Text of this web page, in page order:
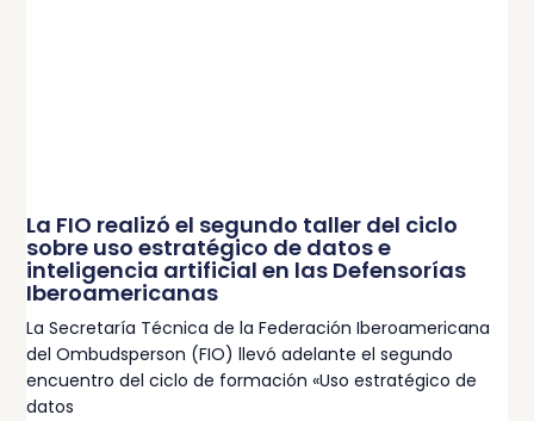
La FIO realizó el segundo taller del ciclo
sobre uso estratégico de datos e
inteligencia artificial en las Defensorías
Iberoamericanas
La Secretaría Técnica de la Federación Iberoamericana
del Ombudsperson (FIO) llevó adelante el segundo
encuentro del ciclo de formación «Uso estratégico de
datos